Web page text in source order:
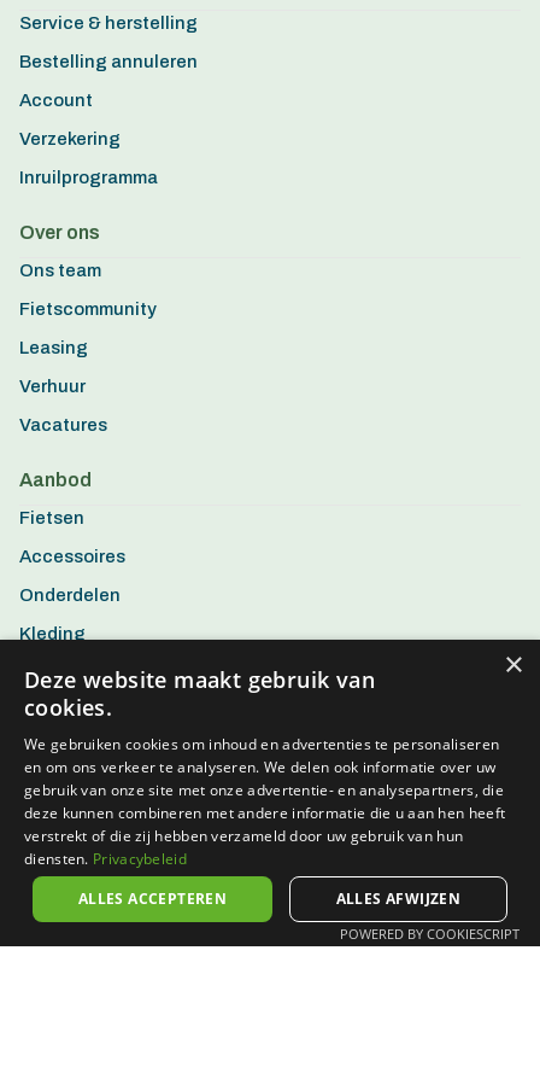
Service & herstelling
Bestelling annuleren
Account
Verzekering
Inruilprogramma
Over ons
Ons team
Fietscommunity
Leasing
Verhuur
Vacatures
Aanbod
Fietsen
Accessoires
Onderdelen
Kleding
Aanbiedingen
×
Deze website maakt gebruik van
cookies.
We gebruiken cookies om inhoud en advertenties te personaliseren
en om ons verkeer te analyseren. We delen ook informatie over uw
gebruik van onze site met onze advertentie- en analysepartners, die
deze kunnen combineren met andere informatie die u aan hen heeft
verstrekt of die zij hebben verzameld door uw gebruik van hun
diensten. Privacybeleid
ALLES ACCEPTEREN
ALLES AFWIJZEN
POWERED BY COOKIESCRIPT